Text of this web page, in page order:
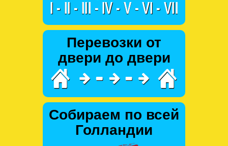
Перевозки от
двери до двери
Собираем по всей
Голландии